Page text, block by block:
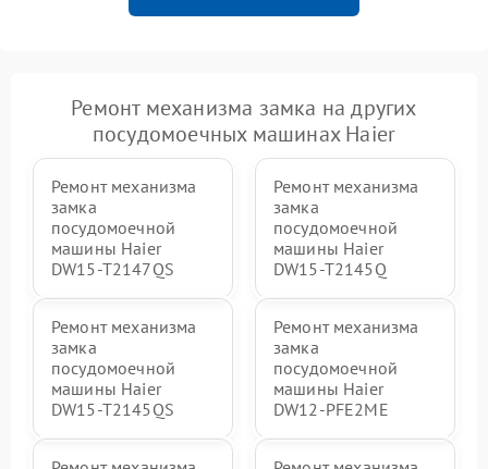
Ремонт механизма замка на других
посудомоечных машинах Haier
Ремонт механизма
замка
посудомоечной
машины Haier
DW15-T2147QS
Ремонт механизма
замка
посудомоечной
машины Haier
DW15-T2145Q
Ремонт механизма
замка
посудомоечной
машины Haier
DW15-T2145QS
Ремонт механизма
замка
посудомоечной
машины Haier
DW12-PFE2ME